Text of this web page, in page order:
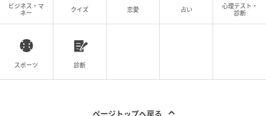
ビジネス・マ
ネー
クイズ 恋愛 占い
心理テスト・
診断
スポーツ 診断
ページトップへ戻る